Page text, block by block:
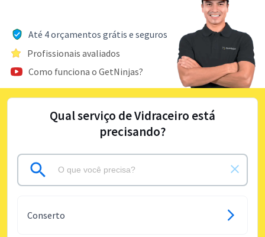
Até 4 orçamentos grátis e seguros
Profissionais avaliados
Como funciona o GetNinjas?
Qual serviço de Vidraceiro está
precisando?
Conserto